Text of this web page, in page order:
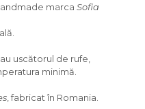
marca Sofia
uscătorul de rufe,
minimă.
, fabricat în Romania.